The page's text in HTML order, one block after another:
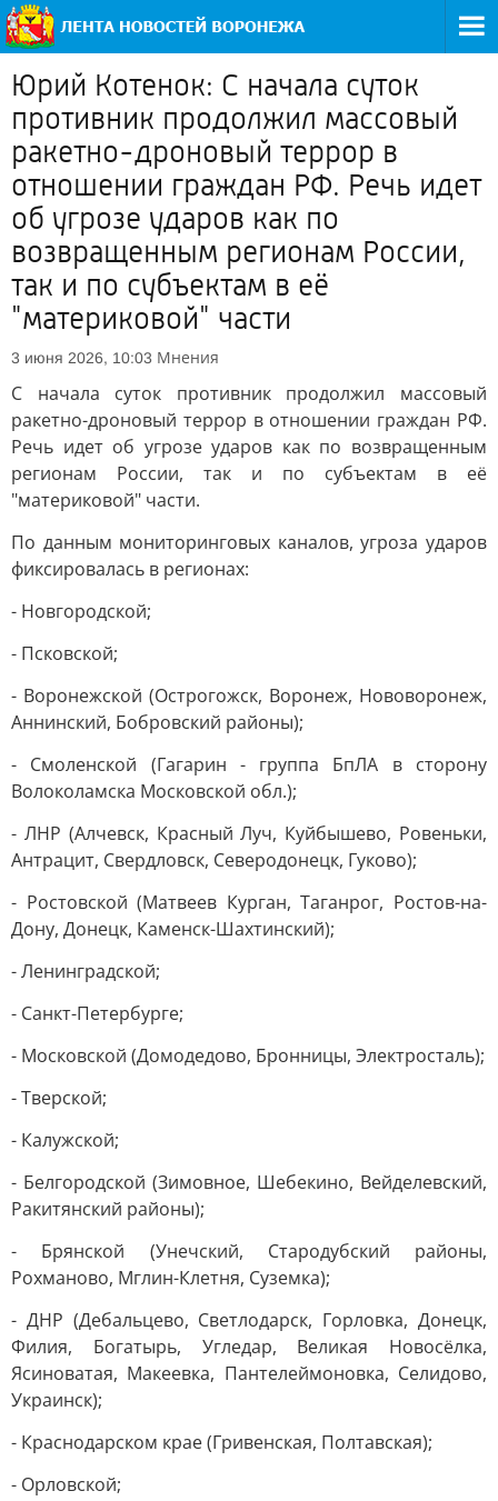
Юрий Котенок: С начала суток
противник продолжил массовый
ракетно-дроновый террор в
отношении граждан РФ. Речь идет
об угрозе ударов как по
возвращенным регионам России,
так и по субъектам в её
"материковой" части
3 июня 2026, 10:03 Мнения
С начала суток противник продолжил массовый
ракетно-дроновый террор в отношении граждан РФ.
Речь идет об угрозе ударов как по возвращенным
регионам России, так и по субъектам в её
"материковой" части.
По данным мониторинговых каналов, угроза ударов
фиксировалась в регионах:
- Новгородской;
- Псковской;
- Воронежской (Острогожск, Воронеж, Нововоронеж,
Аннинский, Бобровский районы);
- Смоленской (Гагарин - группа БпЛА в сторону
Волоколамска Московской обл.);
- ЛНР (Алчевск, Красный Луч, Куйбышево, Ровеньки,
Антрацит, Свердловск, Северодонецк, Гуково);
- Ростовской (Матвеев Курган, Таганрог, Ростов-на-
Дону, Донецк, Каменск-Шахтинский);
- Ленинградской;
- Санкт-Петербурге;
- Московской (Домодедово, Бронницы, Электросталь);
- Тверской;
- Калужской;
- Белгородской (Зимовное, Шебекино, Вейделевский,
Ракитянский районы);
- Брянской (Унечский, Стародубский районы,
Рохманово, Мглин-Клетня, Суземка);
- ДНР (Дебальцево, Светлодарск, Горловка, Донецк,
Филия, Богатырь, Угледар, Великая Новосёлка,
Ясиноватая, Макеевка, Пантелеймоновка, Селидово,
Украинск);
- Краснодарском крае (Гривенская, Полтавская);
- Орловской;